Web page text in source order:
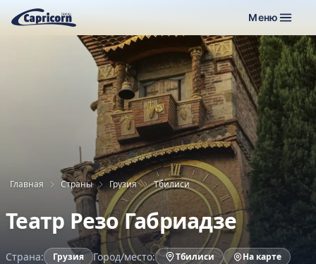
Меню
Главная Страны Грузия Тбилиси
Театр Резо Габриадзе
Страна: Грузия Город/место: Тбилиси На карте